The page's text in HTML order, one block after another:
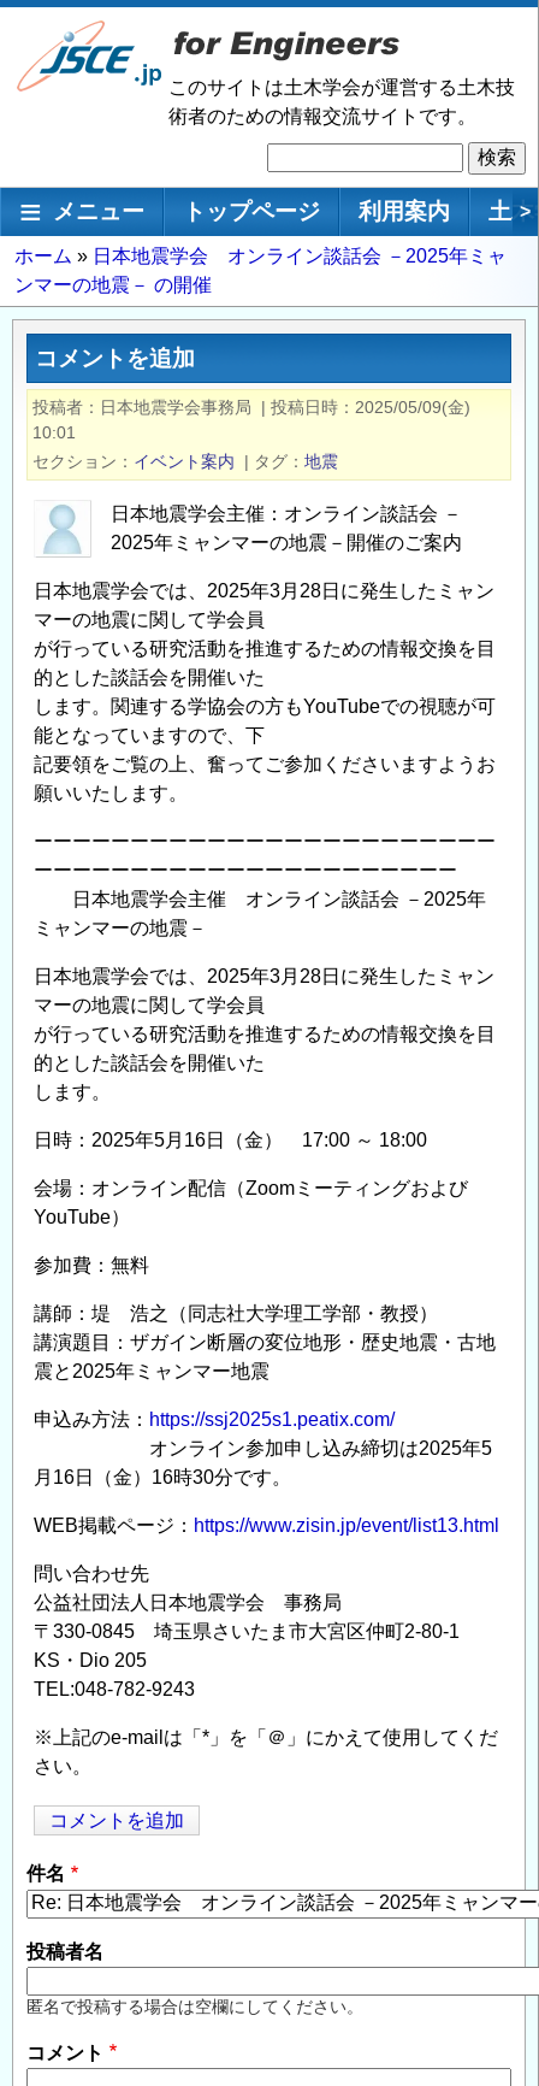
メ
ン
移
動
このサイトは土木学会が運営する土木技
術者のための情報交流サイトです。
索
メインナビゲーション
メニュー トップページ 利用案内 土 >
パ
ン
く
ホーム
日本地震学会 オンライン談話会 －2025年ミャ
ンマーの地震－ の開催
コメントを追加
投稿者 日本地震学会事務局 | 投稿日時
2025/05/09(金)
10:01
セクション
イベント案内 | タグ 地震
日本地震学会主催：オンライン談話会 －
2025年ミャンマーの地震－開催のご案内
日本地震学会では、2025年3月28日に発生したミャン
マーの地震に関して学会員
が行っている研究活動を推進するための情報交換を目
的とした談話会を開催いた
します。関連する学協会の方もYouTubeでの視聴が可
能となっていますので、下
記要領をご覧の上、奮ってご参加くださいますようお
願いいたします。
ーーーーーーーーーーーーーーーーーーーーーーーー
ーーーーーーーーーーーーーーーーーーーーーー
日本地震学会主催 オンライン談話会 －2025年
ミャンマーの地震－
日本地震学会では、2025年3月28日に発生したミャン
マーの地震に関して学会員
が行っている研究活動を推進するための情報交換を目
的とした談話会を開催いた
します。
日時：2025年5月16日（金） 17:00 ～ 18:00
会場：オンライン配信（Zoomミーティングおよび
YouTube）
参加費：無料
講師：堤 浩之（同志社大学理工学部・教授）
講演題目：ザガイン断層の変位地形・歴史地震・古地
震と2025年ミャンマー地震
申込み方法： https://ssj2025s1.peatix.com/
オンライン参加申し込み締切は2025年5
月16日（金）16時30分です。
WEB掲載ページ： https://www.zisin.jp/event/list13.html
問い合わせ先
公益社団法人日本地震学会 事務局
〒330-0845 埼玉県さいたま市大宮区仲町2-80-1
KS・Dio 205
TEL:048-782-9243
※上記のe-mailは「*」を「＠」にかえて使用してくだ
さい。
コメントを追加
件名
投稿者名
匿名で投稿する場合は空欄にしてください。
コメント